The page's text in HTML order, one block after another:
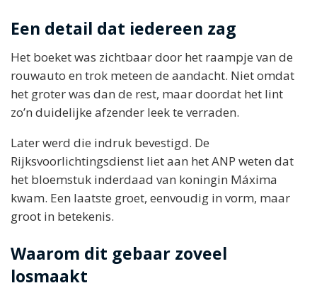
Een detail dat iedereen zag
Het boeket was zichtbaar door het raampje van de
rouwauto en trok meteen de aandacht. Niet omdat
het groter was dan de rest, maar doordat het lint
zo’n duidelijke afzender leek te verraden.
Later werd die indruk bevestigd. De
Rijksvoorlichtingsdienst liet aan het ANP weten dat
het bloemstuk inderdaad van koningin Máxima
kwam. Een laatste groet, eenvoudig in vorm, maar
groot in betekenis.
Waarom dit gebaar zoveel
losmaakt